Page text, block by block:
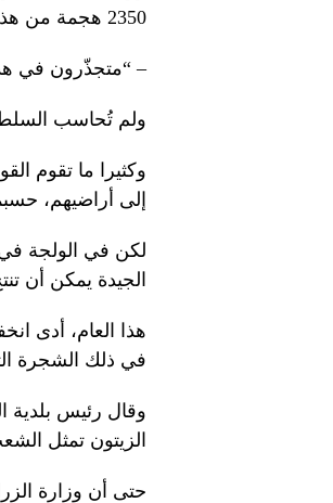
2350 هجمة من هذا النوع في الضفة الغربية خلال شهر أكتوبر/تشرين الأول.
– “متجذّرون في
ولم تُحاسب
وكثيرا ما تقوم
إلى أراضيهم،
لكن في الولجة
الجيدة يمكن أن تنتج من 500 إلى 600 كيلوغرام (1100 إلى
هذا العام، أدى
في ذلك الشجرة
وقال رئيس
الزيتون تمثل
حتى أن وزارة